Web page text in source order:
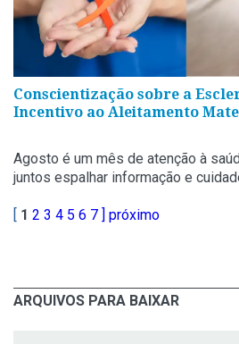
Conscientização sobre a
Incentivo ao Aleitamento
Agosto é um mês de atenção à
juntos espalhar informação e
[ 1 2 3 4 5 6 7 ] próximo
ARQUIVOS PARA BAIXAR